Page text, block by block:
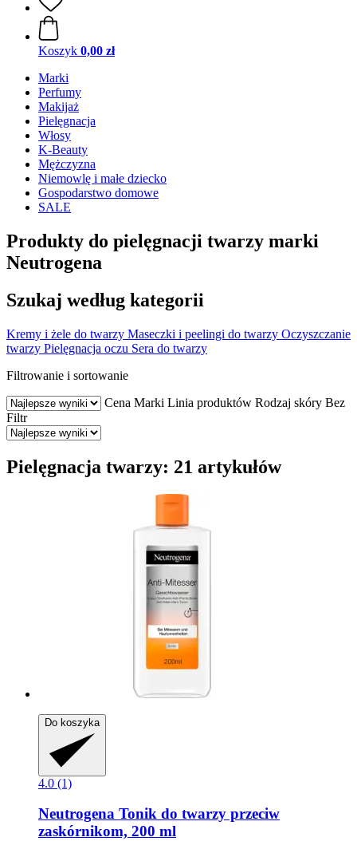
Koszyk 0,00 zł
Marki
Perfumy
Makijaż
Pielęgnacja
Włosy
K-Beauty
Mężczyzna
Niemowlę i małe dziecko
Gospodarstwo domowe
SALE
Produkty do pielęgnacji twarzy marki
Neutrogena
Szukaj według kategorii
Kremy i żele do twarzy Maseczki i peelingi do twarzy Oczyszczanie
twarzy Pielęgnacja oczu Sera do twarzy
Filtrowanie i sortowanie
Cena Marki Linia produktów Rodzaj skóry Bez
Filtr
Pielęgnacja twarzy: 21 artykułów
Do koszyka
4.0 (1)
Neutrogena Tonik do twarzy przeciw
zaskórnikom, 200 ml